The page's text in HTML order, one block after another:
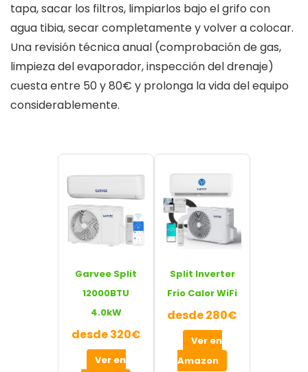
tapa, sacar los filtros, limpiarlos bajo el grifo con
agua tibia, secar completamente y volver a colocar.
Una revisión técnica anual (comprobación de gas,
limpieza del evaporador, inspección del drenaje)
cuesta entre 50 y 80€ y prolonga la vida del equipo
considerablemente.
Garvee Split
12000BTU
4.0kW
desde 320€
Ver en
Split Inverter
Frio Calor WiFi
desde 280€
Ver en
Amazon